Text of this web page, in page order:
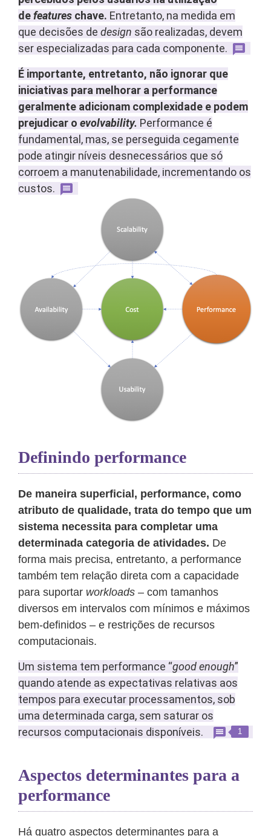
defeatures chave. Entretanto, na medida em
que decisões de design são realizadas, devem
ser especializadas para cada componente.
É importante, entretanto, não ignorar que
iniciativas para melhorar a performance
geralmente adicionam complexidade e podem
prejudicar o evolvability. Performance é
fundamental, mas, se perseguida cegamente
pode atingir níveis desnecessários que só
corroem a manutenabilidade, incrementando os
custos.
Definindo performance
De maneira superficial, performance, como
atributo de qualidade, trata do tempo que um
sistema necessita para completar uma
determinada categoria de atividades. De
forma mais precisa, entretanto, a performance
também tem relação direta com a capacidade
para suportar workloads – com tamanhos
diversos em intervalos com mínimos e máximos
bem-definidos – e restrições de recursos
computacionais.
Um sistema tem performance “good enough”
quando atende as expectativas relativas aos
tempos para executar processamentos, sob
uma determinada carga, sem saturar os
recursos computacionais disponíveis.
1
Aspectos determinantes para a
performance
Há quatro aspectos determinantes para a